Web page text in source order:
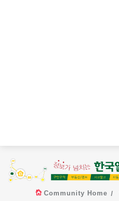
Community Home